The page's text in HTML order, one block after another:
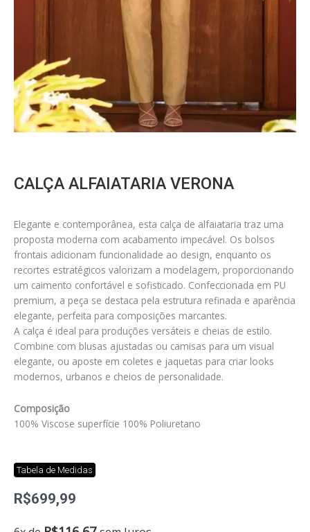
CALÇA ALFAIATARIA VERONA
Elegante e contemporânea, esta calça de alfaiataria traz uma
proposta moderna com acabamento impecável. Os bolsos
frontais adicionam funcionalidade ao design, enquanto os
recortes estratégicos valorizam a modelagem, proporcionando
um caimento confortável e sofisticado. Confeccionada em PU
premium, a peça se destaca pela estrutura refinada e aparência
elegante, perfeita para composições marcantes.
A calça é ideal para produções versáteis e cheias de estilo.
Combine com blusas ajustadas ou camisas para um visual
elegante, ou aposte em coletes e jaquetas para criar looks
modernos, urbanos e cheios de personalidade.
Composição
100% Viscose superfície 100% Poliuretano
Tabela de Medidas
R$699,99